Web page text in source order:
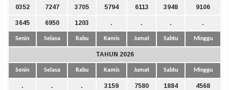
0352 7247 3705 5794 6113 3948 9106
3645 6950 1203 . . . .
Senin Selasa Rabu Kamis Jumat Sabtu Minggu
TAHUN 2026
Senin Selasa Rabu Kamis Jumat Sabtu Minggu
. . . 3159 7580 1884 4568